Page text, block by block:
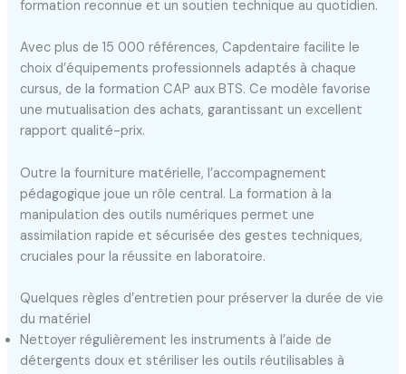
formation reconnue et un soutien technique au quotidien.
Avec plus de 15 000 références, Capdentaire facilite le
choix d’équipements professionnels adaptés à chaque
cursus, de la formation CAP aux BTS. Ce modèle favorise
une mutualisation des achats, garantissant un excellent
rapport qualité-prix.
Outre la fourniture matérielle, l’accompagnement
pédagogique joue un rôle central. La formation à la
manipulation des outils numériques permet une
assimilation rapide et sécurisée des gestes techniques,
cruciales pour la réussite en laboratoire.
Quelques règles d’entretien pour préserver la durée de vie
du matériel
Nettoyer régulièrement les instruments à l’aide de
détergents doux et stériliser les outils réutilisables à